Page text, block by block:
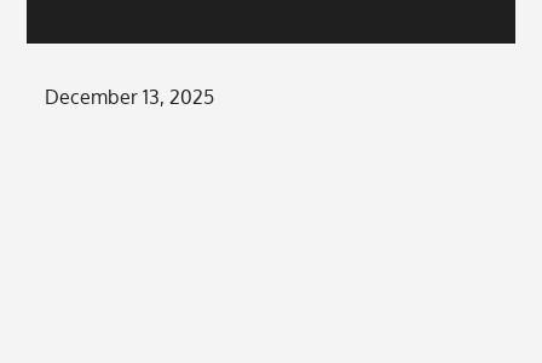
Posted
December 13, 2025